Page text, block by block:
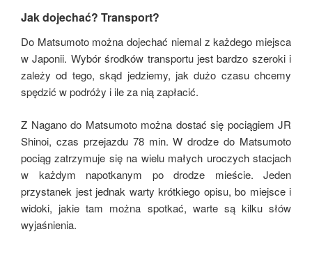
Jak dojechać? Transport?
Do Matsumoto można dojechać niemal z każdego miejsca
w Japonii. Wybór środków transportu jest bardzo szeroki i
zależy od tego, skąd jedziemy, jak dużo czasu chcemy
spędzić w podróży i ile za nią zapłacić.
Z Nagano do Matsumoto można dostać się pociągiem JR
Shinoi, czas przejazdu 78 min. W drodze do Matsumoto
pociąg zatrzymuje się na wielu małych uroczych stacjach
w każdym napotkanym po drodze mieście. Jeden
przystanek jest jednak warty krótkiego opisu, bo miejsce i
widoki, jakie tam można spotkać, warte są kilku słów
wyjaśnienia.